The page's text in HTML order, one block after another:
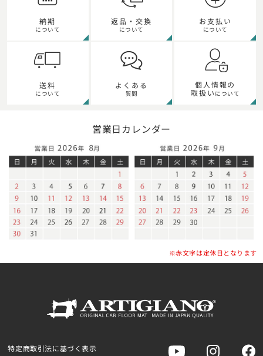
納期
について
返品・交換
について
お支払い
について
送料
について
よくある
質問
個人情報の
取扱い について
営業日カレンダー
※赤文字は定休日となります
特定商取引法に基づく表示